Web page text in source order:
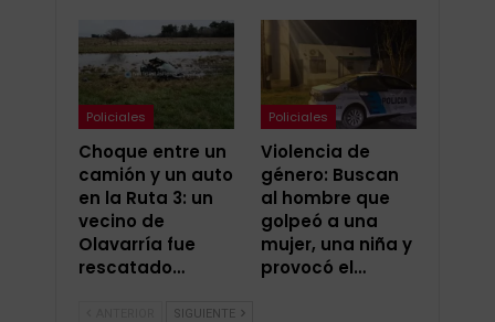
Policiales
Choque entre un
camión y un auto
en la Ruta 3: un
vecino de
Olavarría fue
rescatado…
Policiales
Violencia de
género: Buscan
al hombre que
golpeó a una
mujer, una niña y
provocó el…
SIGUIENTE